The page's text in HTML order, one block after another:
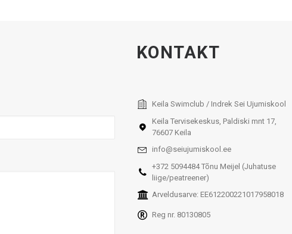
KONTAKT
Keila Swimclub / Indrek Sei Ujumiskool
Keila Tervisekeskus, Paldiski mnt 17,
76607 Keila
info@seiujumiskool.ee
+372 5094484 Tõnu Meijel (Juhatuse
liige/peatreener)
Arveldusarve: EE612200221017958018
Reg nr. 80130805